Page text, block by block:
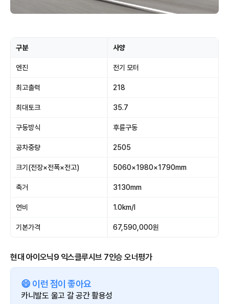
구분 사양
엔진 전기 모터
최고출력 218
최대토크 35.7
구동방식 후륜구동
공차중량 2505
크기(전장×전폭×전고) 5060×1980×1790mm
축거 3130mm
연비 1.0km/l
기본가격 67,590,000원
현대 아이오닉9 익스클루시브 7인승 오너평가
😄 이런 점이 좋아요
카니발도 울고 갈 공간 활용성